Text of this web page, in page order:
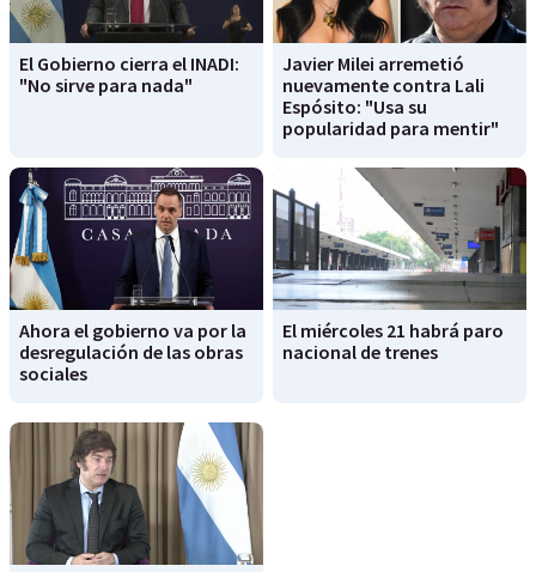
El Gobierno cierra el INADI:
"No sirve para nada"
Javier Milei arremetió
nuevamente contra Lali
Espósito: "Usa su
popularidad para mentir"
Ahora el gobierno va por la
desregulación de las obras
sociales
El miércoles 21 habrá paro
nacional de trenes